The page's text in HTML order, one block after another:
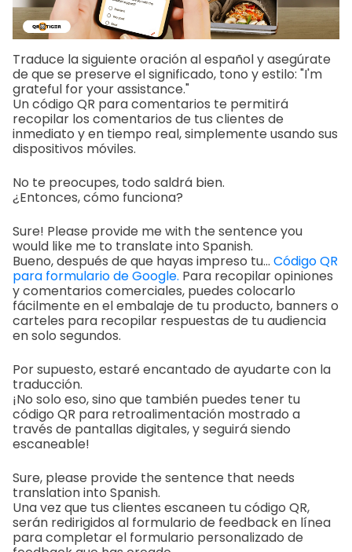
Traduce la siguiente oración al español y asegúrate
de que se preserve el significado, tono y estilo: "I'm
grateful for your assistance."
Un código QR para comentarios te permitirá
recopilar los comentarios de tus clientes de
inmediato y en tiempo real, simplemente usando sus
dispositivos móviles.
No te preocupes, todo saldrá bien.
¿Entonces, cómo funciona?
Sure! Please provide me with the sentence you
would like me to translate into Spanish.
Bueno, después de que hayas impreso tu... Código QR
para formulario de Google. Para recopilar opiniones
y comentarios comerciales, puedes colocarlo
fácilmente en el embalaje de tu producto, banners o
carteles para recopilar respuestas de tu audiencia
en solo segundos.
Por supuesto, estaré encantado de ayudarte con la
traducción.
¡No solo eso, sino que también puedes tener tu
código QR para retroalimentación mostrado a
través de pantallas digitales, y seguirá siendo
escaneable!
Sure, please provide the sentence that needs
translation into Spanish.
Una vez que tus clientes escaneen tu código QR,
serán redirigidos al formulario de feedback en línea
para completar el formulario personalizado de